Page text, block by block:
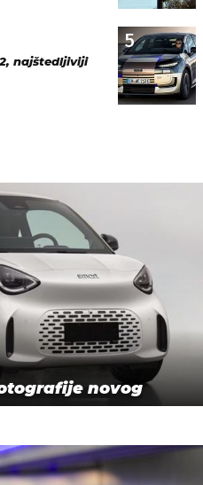
5
najštedljiviji
novog